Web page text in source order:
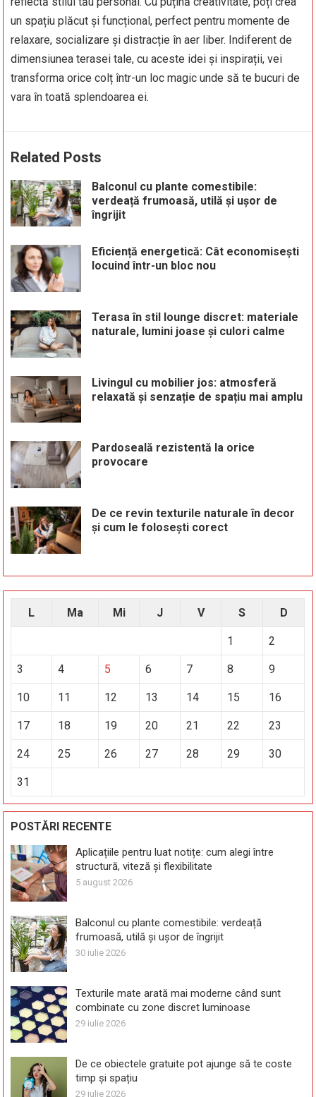
un spațiu plăcut și funcțional, perfect pentru momente de
relaxare, socializare și distracție în aer liber. Indiferent de
dimensiunea terasei tale, cu aceste idei și inspirații, vei
transforma orice colț într-un loc magic unde să te bucuri de
vara în toată splendoarea ei.
Related Posts
Balconul cu plante comestibile:
verdeață frumoasă, utilă și ușor de
îngrijit
Eficiență energetică: Cât economisești
locuind într-un bloc nou
Terasa în stil lounge discret: materiale
naturale, lumini joase și culori calme
Livingul cu mobilier jos: atmosferă
relaxată și senzație de spațiu mai amplu
Pardoseală rezistentă la orice
provocare
De ce revin texturile naturale în decor
și cum le folosești corect
L Ma Mi J V S D
1 2
3 4 5 6 7 8 9
10 11 12 13 14 15 16
17 18 19 20 21 22 23
24 25 26 27 28 29 30
31
POSTĂRI RECENTE
Aplicațiile pentru luat notițe: cum alegi între
structură, viteză și flexibilitate
5 august 2026
Balconul cu plante comestibile: verdeață
frumoasă, utilă și ușor de îngrijit
30 iulie 2026
Texturile mate arată mai moderne când sunt
combinate cu zone discret luminoase
29 iulie 2026
De ce obiectele gratuite pot ajunge să te coste
timp și spațiu
29 iulie 2026